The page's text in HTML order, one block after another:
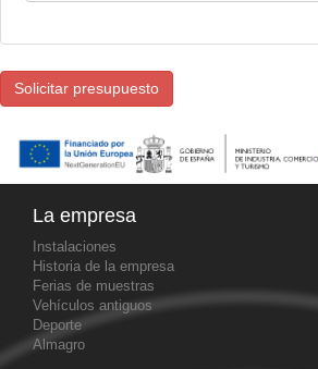
La empresa
Instalaciones
Historia de la empresa
Ferias de muestras
Vehículos antiguos
Deporte
Almagro